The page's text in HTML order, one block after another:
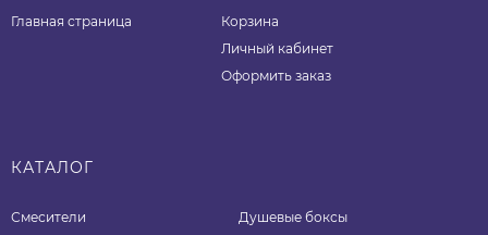
Главная страница
Корзина
Личный кабинет
Оформить заказ
КАТАЛОГ
Смесители
Душевые боксы